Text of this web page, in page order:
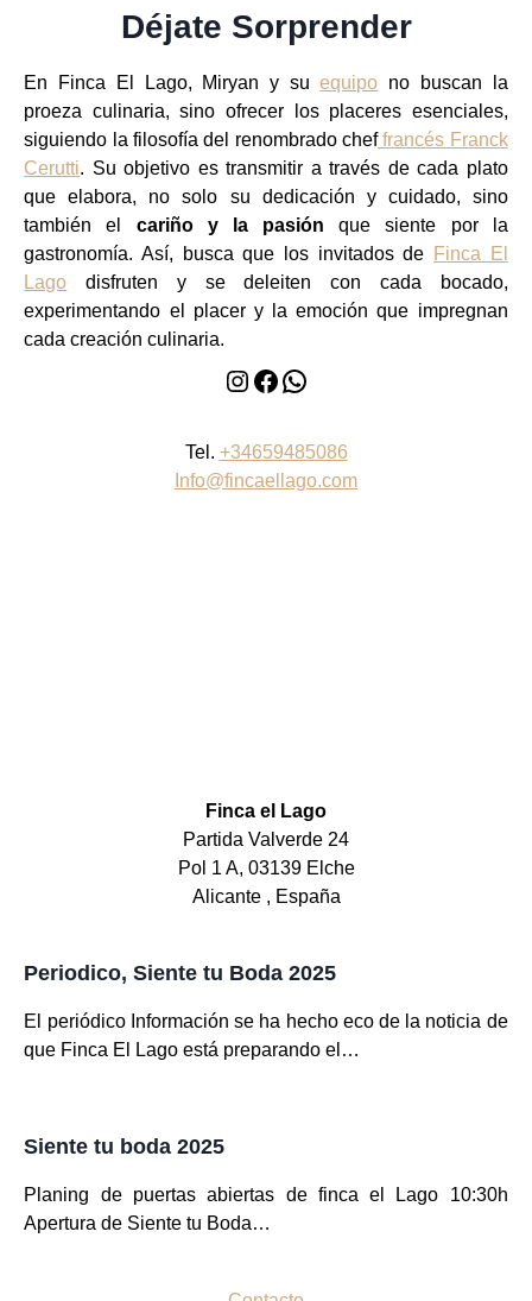
Déjate Sorprender
En Finca El Lago, Miryan y suequipo no buscan la
proeza culinaria, sino ofrecer los placeres esenciales,
siguiendo la filosofía del renombrado cheffrancés Franck
Cerutti. Su objetivo es transmitir a través de cada plato
que elabora, no solo su dedicación y cuidado, sino
también el cariño y la pasión que siente por la
gastronomía. Así, busca que los invitados de Finca El
Lago disfruten y se deleiten con cada bocado,
experimentando el placer y la emoción que impregnan
cada creación culinaria.
Instagram
Facebook
WhatsApp
Tel. +34659485086
Info@fincaellago.com
Finca el Lago
Partida Valverde 24
Pol 1 A, 03139 Elche
Alicante , España
Periodico, Siente tu Boda 2025
El periódico Información se ha hecho eco de la noticia de
que Finca El Lago está preparando el…
Siente tu boda 2025
Planing de puertas abiertas de finca el Lago 10:30h
Apertura de Siente tu Boda…